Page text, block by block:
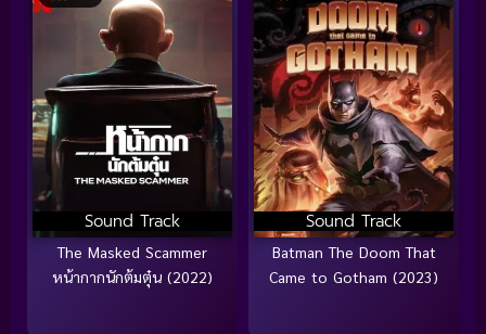
Sound Track
The Masked Scammer
หน้ากากนักต้มตุ๋น (2022)
Sound Track
Batman The Doom That
Came to Gotham (2023)